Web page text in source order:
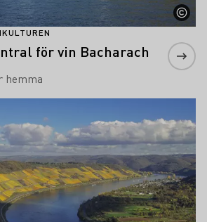
för vin Bacharach
hemma